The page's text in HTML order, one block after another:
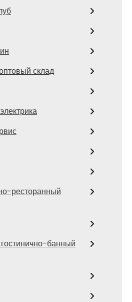
склад
ресторанный
банный